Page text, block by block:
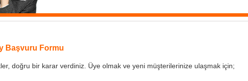
Başvuru Formu
doğru bir karar verdiniz. Üye olmak ve yeni müşterilerinize ulaşmak için;